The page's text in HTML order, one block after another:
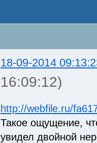
18-09-2014
16:09:12)
http://webfile.ru/
Такое ощущение,
увидел двойной